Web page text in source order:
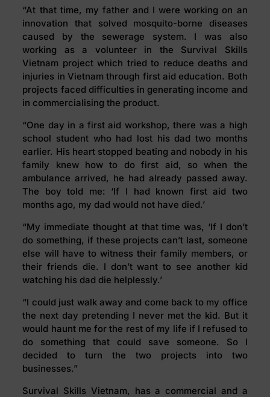
“At that time, my father and I were working on an
innovation that solved mosquito-borne diseases
caused by the sewerage system. I was also
working as a volunteer in the Survival Skills
Vietnam project which tried to reduce deaths and
injuries in Vietnam through first aid education. Both
projects faced difficulties in generating income and
in commercialising the product.
“One day in a first aid workshop, there was a high
school student who had lost his dad two months
earlier. His heart stopped beating and nobody in his
family knew how to do first aid, so when the
ambulance arrived, he had already passed away.
The boy told me: ‘If I had known first aid two
months ago, my dad would not have died.’
“My immediate thought at that time was, ‘If I don’t
do something, if these projects can’t last, someone
else will have to witness their family members, or
their friends die. I don’t want to see another kid
watching his dad die helplessly.’
“I could just walk away and come back to my office
the next day pretending I never met the kid. But it
would haunt me for the rest of my life if I refused to
do something that could save someone. So I
decided to turn the two projects into two
businesses.”
Survival Skills Vietnam, has a commercial and a